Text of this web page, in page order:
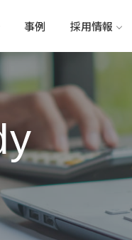
事例 採用情報